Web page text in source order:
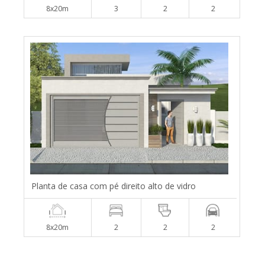
8x20m 3 2 2
Planta de casa com pé direito alto de vidro
8x20m 2 2 2